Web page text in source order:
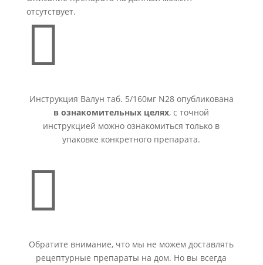
отсутствует.

Инструкция Валун таб. 5/160мг N28 опубликована
в ознакомительных целях, с точной
инструкцией можно ознакомиться только в
упаковке конкретного препарата.

Обратите внимание, что мы не можем доставлять
рецептурные препараты на дом. Но вы всегда